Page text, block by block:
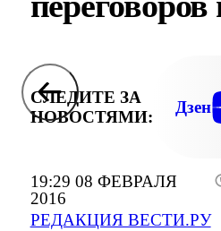
19:29 08 ФЕВРАЛЯ
2016
РЕДАКЦИЯ ВЕСТИ.РУ
СЛЕДИТЕ ЗА
НОВОСТЯМИ:
Дзен